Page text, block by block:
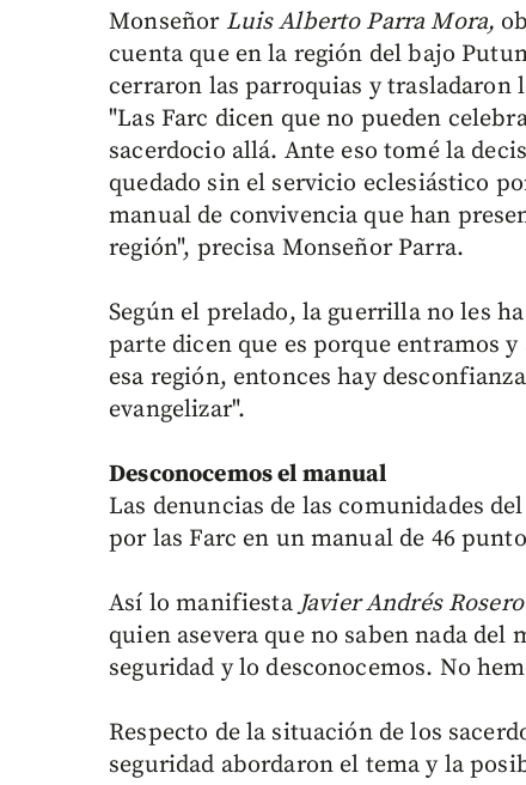
Monseñor Luis Alberto Parra Mora,
cuenta que en la región del bajo
cerraron las parroquias y trasladaron
"Las Farc dicen que no pueden
sacerdocio allá. Ante eso tomé la
quedado sin el servicio eclesiástico
manual de convivencia que han
región", precisa Monseñor Parra.
Según el prelado, la guerrilla no les
parte dicen que es porque entramos
esa región, entonces hay
evangelizar".
Desconocemos el manual
Las denuncias de las comunidades
por las Farc en un manual de 46
Así lo manifiestaJavier Andrés
quien asevera que no saben nada
seguridad y lo desconocemos. No
Respecto de la situación de los
seguridad abordaron el tema y la